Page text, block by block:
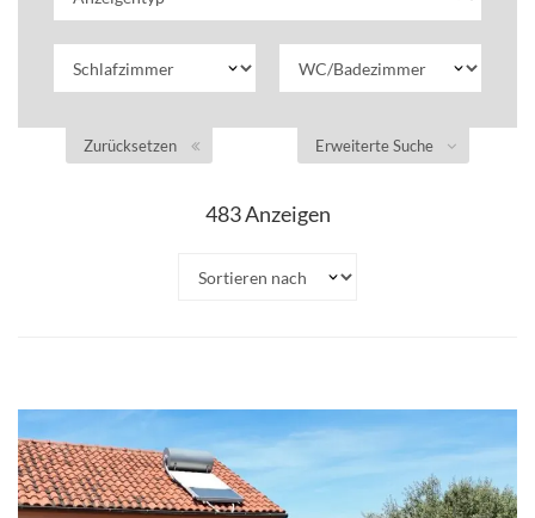
Erweiterte Suche
Zurücksetzen
483Anzeigen